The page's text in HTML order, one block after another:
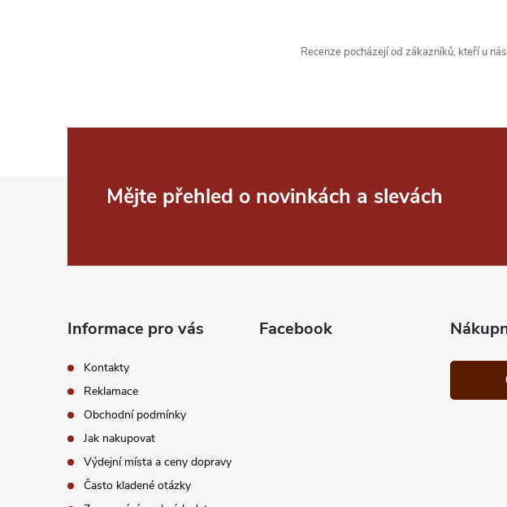
Recenze pocházejí od zákazníků, kteří u
Mějte přehled o novinkách a slevách
Informace pro vás
Kontakty
Reklamace
Obchodní podmínky
Jak nakupovat
Výdejní místa a ceny dopravy
Často kladené otázky
Facebook